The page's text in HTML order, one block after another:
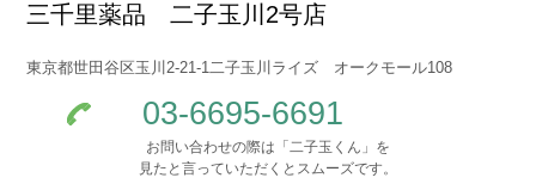
三千里薬品 二子玉川2号店
東京都世田谷区玉川2-21-1二子玉川ライズ オークモール108
03-6695-6691
お問い合わせの際は「二子玉くん」を
見たと言っていただくとスムーズです。